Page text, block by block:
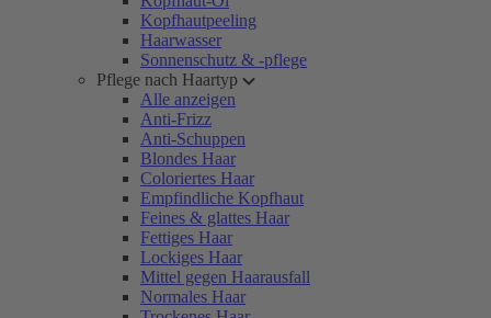
Kopfhautpeeling
Haarwasser
Sonnenschutz & -pflege
Pflege nach Haartyp
Alle anzeigen
Anti-Frizz
Anti-Schuppen
Blondes Haar
Coloriertes Haar
Empfindliche Kopfhaut
Feines & glattes Haar
Fettiges Haar
Lockiges Haar
Mittel gegen Haarausfall
Normales Haar